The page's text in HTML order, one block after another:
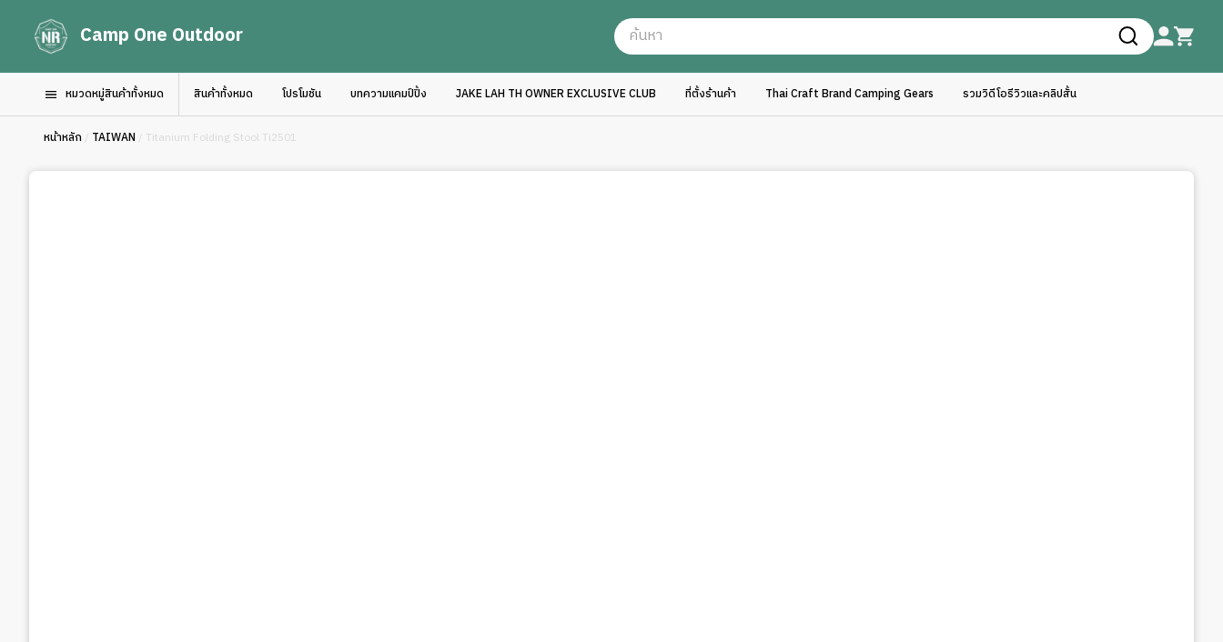
Camp One Outdoor
หมวดหมู่สินค้าทั้งหมด สินค้าทั้งหมด โปรโมชัน บทความแคมป์ปิ้ง JAKE LAH TH OWNER EXCLUSIVE CLUB ที่ตั้งร้านค้า Thai Craft Brand Camping Gears รวมวิดีโอรีวิวและคลิปสั้น
หน้าหลัก / TAIWAN / Titanium Folding Stool Ti2501